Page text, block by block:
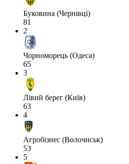
Буковина (Чернівці)
81
2
Чорноморець (Одеса)
65
3
Лівий берег (Київ)
63
4
Агробізнес (Волочиськ)
53
5